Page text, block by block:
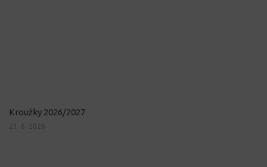
Kroužky 2026/2027
23. 6. 2026